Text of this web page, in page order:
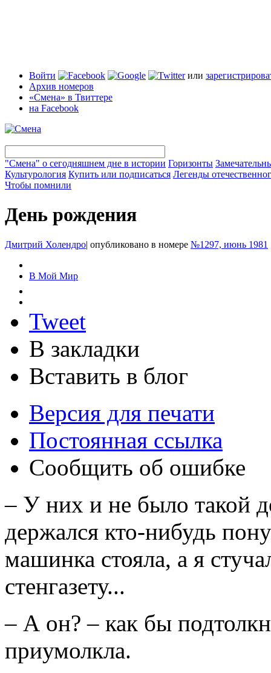
Войти или
Архив номеров
«Смена» в Твиттере
на Facebook
"Смена" о сегодняшнем дне в истории Горизонты
Культурология Купить или подписаться Легенды
Чтобы помнили
День рождения
Дмитрий Холендро| опубликовано в номере №1297, июнь 1981
В Мой Мир
Tweet
В закладки
Вставить в блог
Версия для печати
Постоянная ссылка
Сообщить об ошибке
– У них и не было такой
держался кто-нибудь
машинка стояла, а я
стенгазету...
– А он? – как бы
приумолкла.